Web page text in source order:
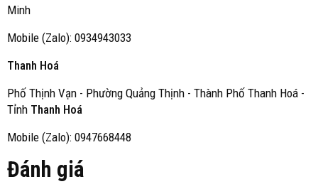
Minh
Mobile (Zalo): 0934943033
Thanh Hoá
Phố Thịnh Vạn - Phường Quảng Thịnh - Thành Phố Thanh Hoá -
Tỉnh Thanh Hoá
Mobile (Zalo): 0947668448
Đánh giá